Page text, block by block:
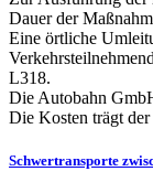
Dauer der
Eine örtliche
L318.
Die Autobahn
Die Kosten trägt
Schwertransporte